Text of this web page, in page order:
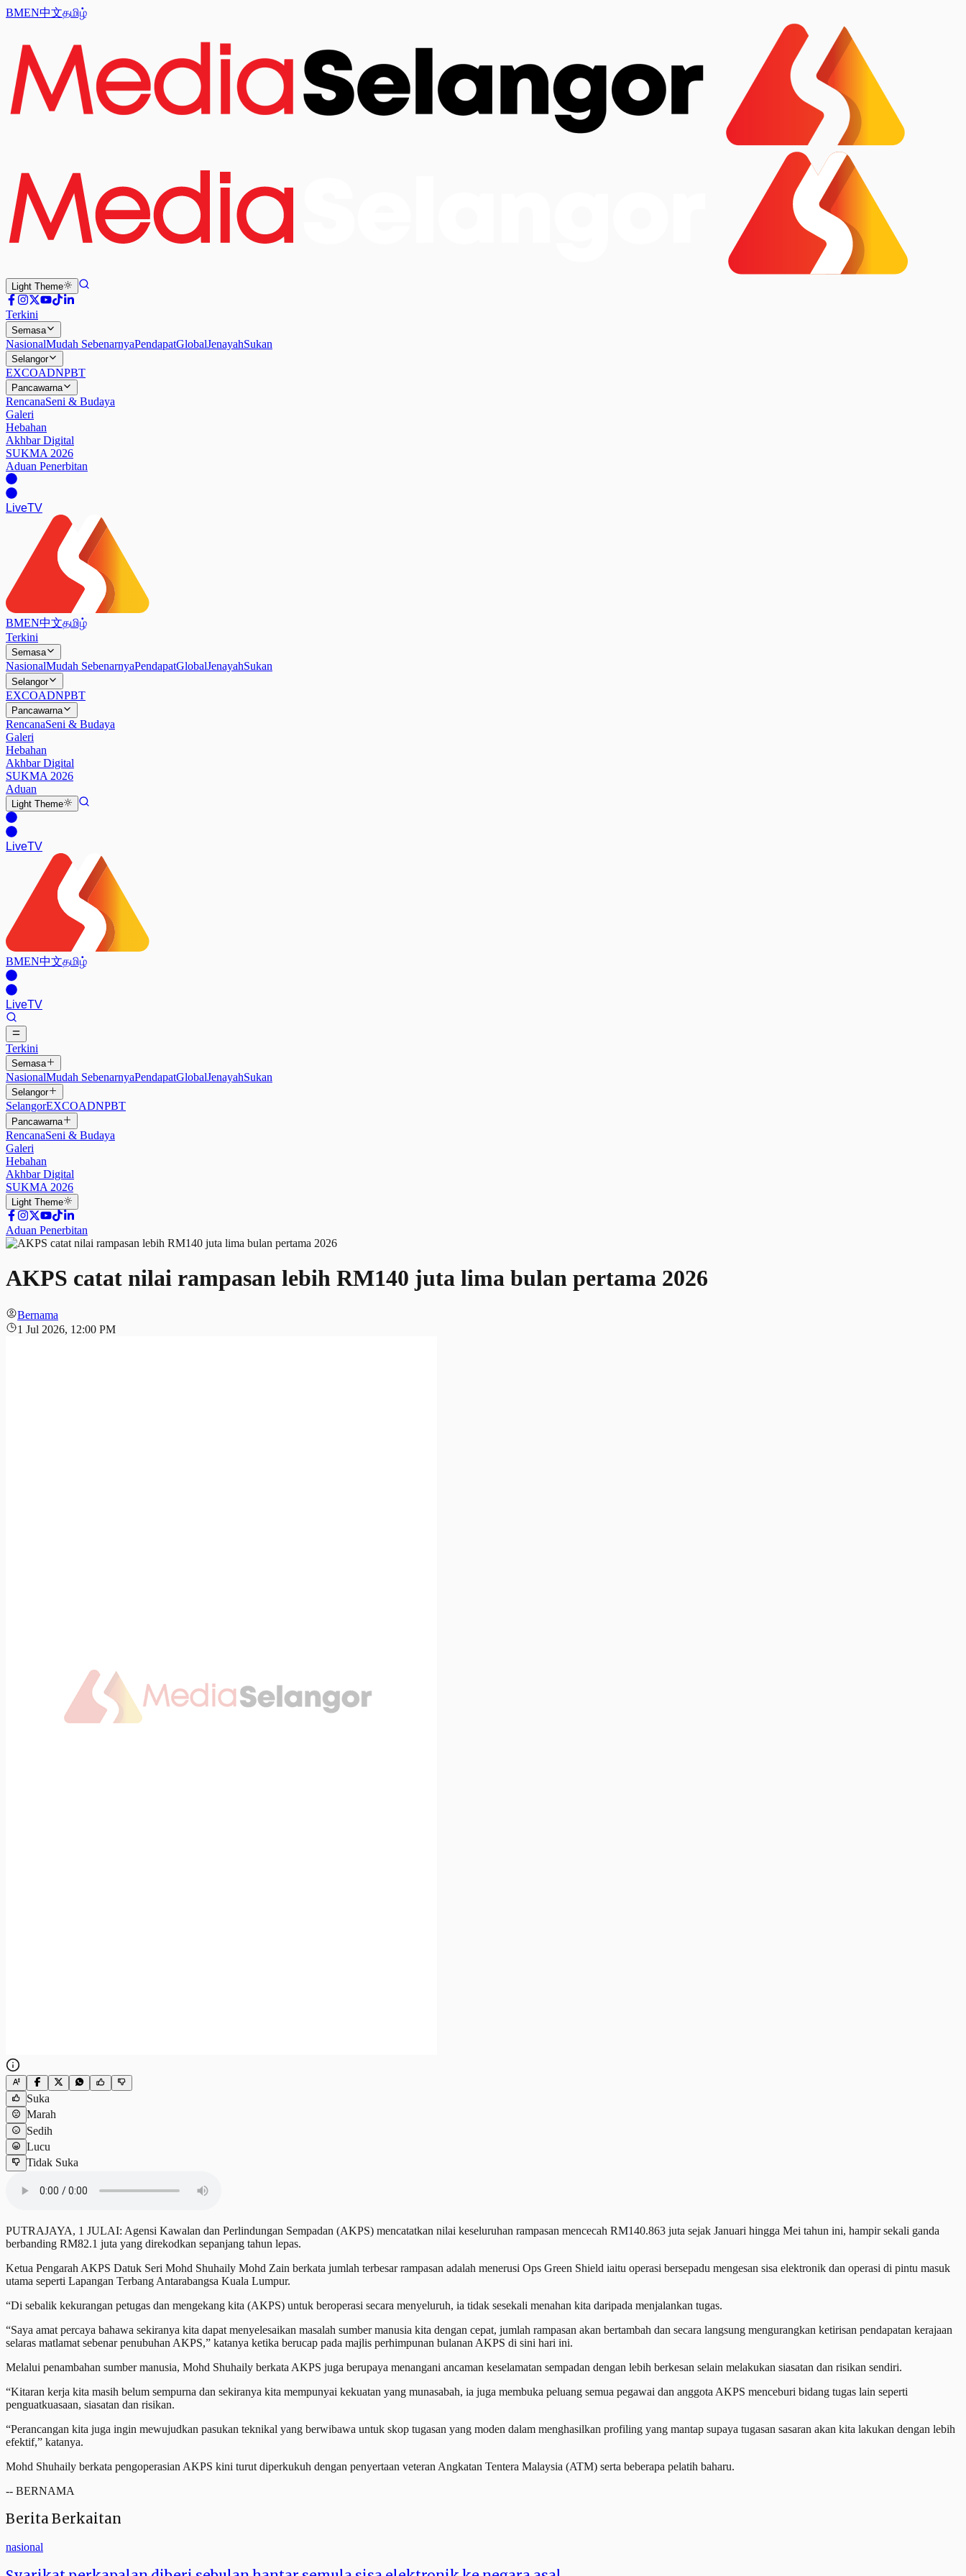
BMEN中文தமிழ்
Light Theme
Terkini
Semasa
NasionalMudah SebenarnyaPendapatGlobalJenayahSukan
Selangor
EXCOADNPBT
Pancawarna
RencanaSeni & Budaya
Galeri
Hebahan
Akhbar Digital
SUKMA 2026
Aduan Penerbitan
LiveTV
BMEN中文தமிழ்
Terkini
Semasa
NasionalMudah SebenarnyaPendapatGlobalJenayahSukan
Selangor
EXCOADNPBT
Pancawarna
RencanaSeni & Budaya
Galeri
Hebahan
Akhbar Digital
SUKMA 2026
Aduan
Light Theme
LiveTV
BMEN中文தமிழ்
LiveTV
Terkini
Semasa
NasionalMudah SebenarnyaPendapatGlobalJenayahSukan
Selangor
SelangorEXCOADNPBT
Pancawarna
RencanaSeni & Budaya
Galeri
Hebahan
Akhbar Digital
SUKMA 2026
Light Theme
Aduan Penerbitan
AKPS catat nilai rampasan lebih RM140 juta lima bulan pertama 2026
Bernama
1 Jul 2026, 12:00 PM
Suka
Marah
Sedih
Lucu
Tidak Suka
PUTRAJAYA, 1 JULAI: Agensi Kawalan dan Perlindungan Sempadan (AKPS) mencatatkan nilai keseluruhan rampasan mencecah RM140.863 juta sejak Januari hingga Mei tahun ini, hampir sekali ganda
berbanding RM82.1 juta yang direkodkan sepanjang tahun lepas.
Ketua Pengarah AKPS Datuk Seri Mohd Shuhaily Mohd Zain berkata jumlah terbesar rampasan adalah menerusi Ops Green Shield iaitu operasi bersepadu mengesan sisa elektronik dan operasi di pintu masuk
utama seperti Lapangan Terbang Antarabangsa Kuala Lumpur.
“Di sebalik kekurangan petugas dan mengekang kita (AKPS) untuk beroperasi secara menyeluruh, ia tidak sesekali menahan kita daripada menjalankan tugas.
“Saya amat percaya bahawa sekiranya kita dapat menyelesaikan masalah sumber manusia kita dengan cepat, jumlah rampasan akan bertambah dan secara langsung mengurangkan ketirisan pendapatan kerajaan
selaras matlamat sebenar penubuhan AKPS,” katanya ketika berucap pada majlis perhimpunan bulanan AKPS di sini hari ini.
Melalui penambahan sumber manusia, Mohd Shuhaily berkata AKPS juga berupaya menangani ancaman keselamatan sempadan dengan lebih berkesan selain melakukan siasatan dan risikan sendiri.
“Kitaran kerja kita masih belum sempurna dan sekiranya kita mempunyai kekuatan yang munasabah, ia juga membuka peluang semua pegawai dan anggota AKPS menceburi bidang tugas lain seperti
penguatkuasaan, siasatan dan risikan.
“Perancangan kita juga ingin mewujudkan pasukan teknikal yang berwibawa untuk skop tugasan yang moden dalam menghasilkan profiling yang mantap supaya tugasan sasaran akan kita lakukan dengan lebih
efektif,” katanya.
Mohd Shuhaily berkata pengoperasian AKPS kini turut diperkukuh dengan penyertaan veteran Angkatan Tentera Malaysia (ATM) serta beberapa pelatih baharu.
-- BERNAMA
Berita Berkaitan
nasional